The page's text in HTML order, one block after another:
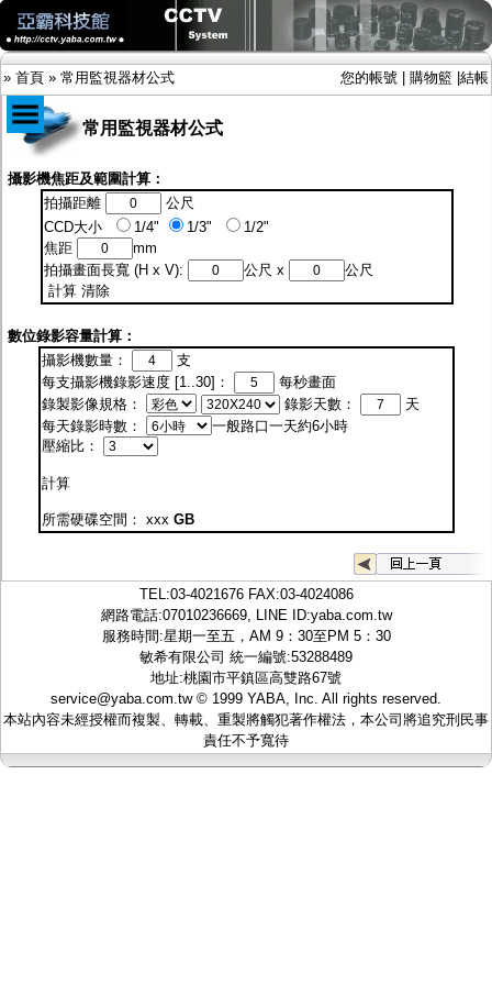
» 首頁 » 常用監視器材公式 您的帳號 購物籃 結帳
商品目錄
限時促銷特惠專案
IP網路攝影機及錄放影機
AHD DVR數位錄放影機
AHD半球型(適用屋內)
AHD中小型紅外線攝影機(適用騎樓、室內外)
距離遠）
AHD特殊功能型攝影機
旋轉型攝影機.旋轉台
傳統高解析攝影機
鏡頭
投光設備
防護罩及支架
多路攝影機單軸傳輸
網路設備
雜訊改善器
分配放大器
網路線用水晶頭
懶人線.同軸線.花線
線頭.插座.延長線.HDMI線
集線盒.防水盒.配線盒
變壓器.避雷器
轉接頭
偽裝嚇阻假監視器. 警示防盜貼紙
常用監視器材公式
攝影機焦距及範圍計算：
拍攝距離
公尺
CCD大小
1/4" 1/3"
1/2"
焦距
mm
拍攝畫面長寬 (H x V):
公尺 x
公尺
計算 清除
數位錄影容量計算：
攝影機數量：
支
每支攝影機錄影速度 [1..30]：
每秒畫面
錄製影像規格：
錄影天數：
天
每天錄影時數：
一般路口一天約6小時
壓縮比：
計算
所需硬碟空間： xxx GB
TEL:03-4021676FAX:03-4024086
網路電話:07010236669, LINE ID:yaba.com.tw
服務時間:星期一至五，AM 9：30至PM 5：30
敏希有限公司 統一編號:53288489
地址:桃園市平鎮區高雙路67號
service@yaba.com.tw© 1999 YABA, Inc. All rights reserved.
本站內容未經授權而複製、轉載、重製將觸犯著作權法，本公司將追究刑民事
責任不予寬待